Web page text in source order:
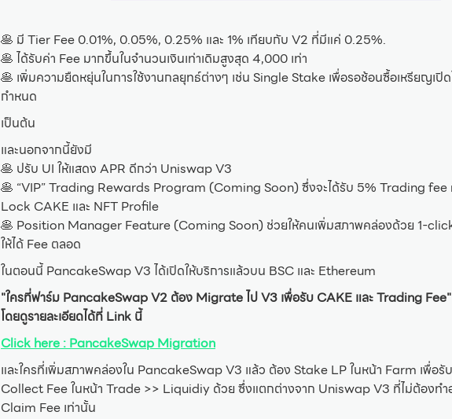
🥞 มี Tier Fee 0.01%, 0.05%, 0.25% และ 1% เทียบกับ V2 ที่มีแค่ 0.25%.
🥞 ได้รับค่า Fee มากขึ้นในจำนวนเงินเท่าเดิมสูงสุด 4,000 เท่า
🥞 เพิ่มความยืดหยุ่นในการใช้งานกลยุทธ์ต่างๆ เช่น Single Stake เพื่อรอช้อนซื้อเหรียญเปิด
กำหนด
เป็นต้น
และนอกจากนี้ยังมี
🥞 ปรับ UI ให้แสดง APR ดีกว่า Uniswap V3
🥞 “VIP” Trading Rewards Program (Coming Soon) ซึ่งจะได้รับ 5% Trading fee
Lock CAKE และ NFT Profile
🥞 Position Manager Feature (Coming Soon) ช่วยให้คนเพิ่มสภาพคล่องด้วย 1-
ให้ได้ Fee ตลอด
ในตอนนี้ PancakeSwap V3 ได้เปิดให้บริการแล้วบน BSC และ Ethereum
"ใครที่ฟาร์ม PancakeSwap V2 ต้อง Migrate ไป V3 เพื่อรับ CAKE และ Trading Fee"
โดยดูรายละเอียดได้ที่ Link นี้
Click here : PancakeSwap Migration
และใครที่เพิ่มสภาพคล่องใน PancakeSwap V3 แล้ว ต้อง Stake LP ในหน้า Farm เพื่อรั
Collect Fee ในหน้า Trade >> Liquidiy ด้วย ซึ่งแตกต่างจาก Uniswap V3 ที่ไม่ต้องทำ
Claim Fee เท่านั้น